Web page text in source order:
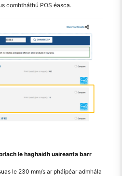
comhtháthú POS éasca.
le haghaidh uaireanta barr
le 230 mm/s ar pháipéar admhála